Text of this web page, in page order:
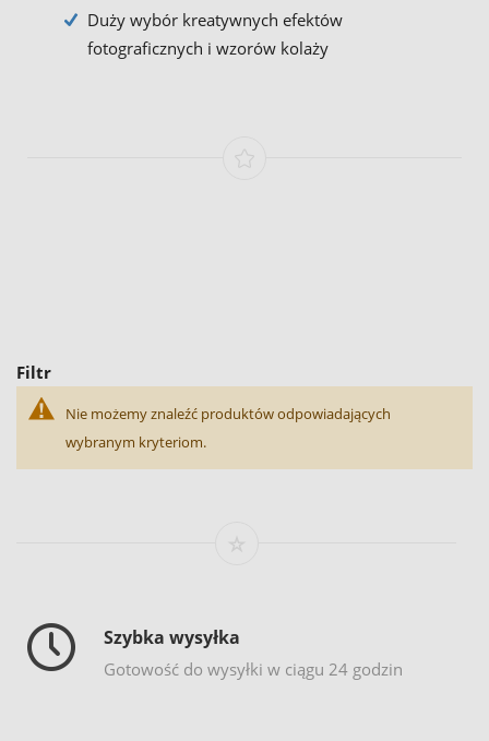
Duży wybór kreatywnych efektów
fotograficznych i wzorów kolaży
Filtr
Nie możemy znaleźć produktów odpowiadających
wybranym kryteriom.
Szybka wysyłka
Gotowość do wysyłki w ciągu 24 godzin